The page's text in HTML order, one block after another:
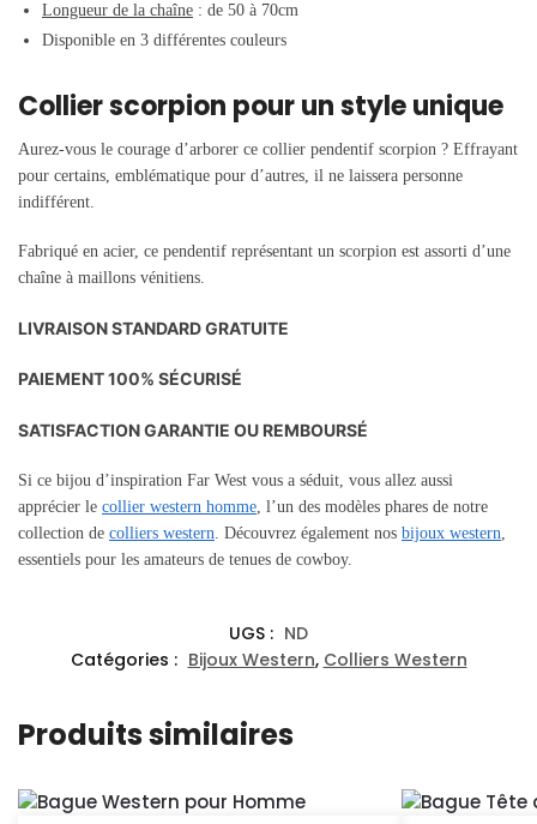
Longueur de la chaîne : de 50 à 70cm
Disponible en 3 différentes couleurs
Collier scorpion pour un style unique
Aurez-vous le courage d’arborer ce collier pendentif scorpion ? Effrayant
pour certains, emblématique pour d’autres, il ne laissera personne
indifférent.
Fabriqué en acier, ce pendentif représentant un scorpion est assorti d’une
chaîne à maillons vénitiens.
LIVRAISON STANDARD GRATUITE
PAIEMENT 100% SÉCURISÉ
SATISFACTION GARANTIE OU REMBOURSÉ
Si ce bijou d’inspiration Far West vous a séduit, vous allez aussi
apprécier le collier western homme , l’un des modèles phares de notre
collection de colliers western . Découvrez également nos bijoux western
essentiels pour les amateurs de tenues de cowboy.
UGS : ND
Catégories : Bijoux Western, Colliers Western
Produits similaires